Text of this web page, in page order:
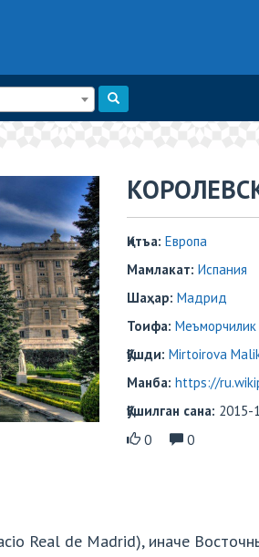
Қитъа: Европа
Мамлакат: Испания
Шаҳар: Mадрид
Тоифа:
Қўшди: Mirtoirova
Манба: https://
Қўшилган сана: 2015-
0
0
Real de Madrid), иначе